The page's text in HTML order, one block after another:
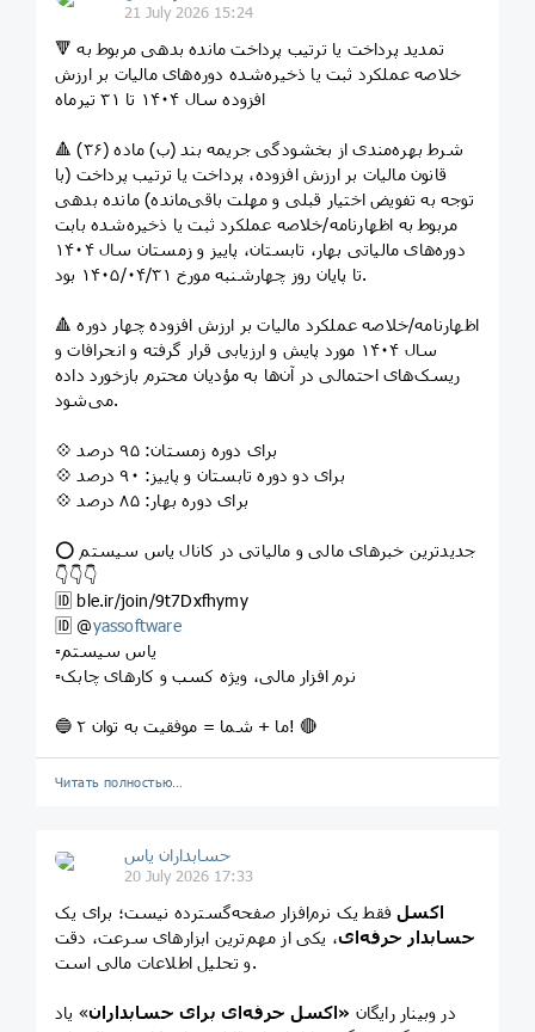
21 July 2026 15:24
🔻 تمدید پرداخت یا ترتیب پرداخت مانده بدهی مربوط به
خلاصه عملکرد ثبت یا ذخیره‌شده دوره‌های مالیات بر ارزش
افزوده سال ۱۴۰۴ تا ۳۱ تیرماه
🔺 شرط بهره‌مندی از بخشودگی جریمه بند (ب) ماده (۳۶)
قانون مالیات بر ارزش افزوده، پرداخت یا ترتیب پرداخت (با
توجه به تفویض اختیار قبلی و مهلت باقی‌مانده) مانده بدهی
مربوط به اظهارنامه/خلاصه عملکرد ثبت یا ذخیره‌شده بابت
دوره‌های مالیاتی بهار، تابستان، پاییز و زمستان سال ۱۴۰۴
تا پایان روز چهارشنبه مورخ ۱۴۰۵/۰۴/۳۱ بود.
🔺 اظهارنامه/خلاصه عملکرد مالیات بر ارزش افزوده چهار دوره
سال ۱۴۰۴ مورد پایش و ارزیابی قرار گرفته و انحرافات و
ریسک‌های احتمالی در آن‌ها به مؤدیان محترم بازخورد داده
می‌شود.
💠 برای دوره زمستان: ۹۵ درصد
💠 برای دو دوره تابستان و پاییز: ۹۰ درصد
💠 برای دوره بهار: ۸۵ درصد
⭕️ جدیدترین خبرهای مالی و مالیاتی در کانال یاس سیستم
👇👇👇
🆔 ble.ir/join/9t7Dxfhymy
🆔️ @yassoftware
▫️یاس سیستم
▫️نرم افزار مالی، ویژه کسب و کارهای چابک
🔵 ما + شما = موفقیت به توان ۲! 🔴
Читать полностью…
حسابداران یاس
20 July 2026 17:33
اکسلفقط یک نرم‌افزار صفحه‌گسترده نیست؛ برای یک
حسابدار حرفه‌ای، یکی از مهم‌ترین ابزارهای سرعت، دقت
و تحلیل اطلاعات مالی است.
در وبینار رایگان «اکسل حرفه‌ای برای حسابداران» یاد